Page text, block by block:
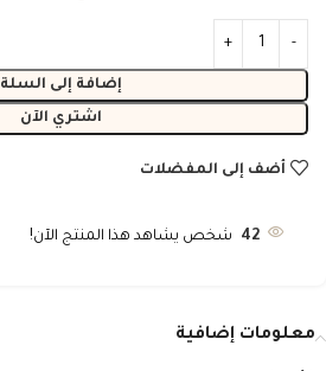
إضافة إلى السلة
اشتري الآن
أضف إلى المفضلات
42 شخص يشاهد هذا المنتج الآن!
معلومات إضافية